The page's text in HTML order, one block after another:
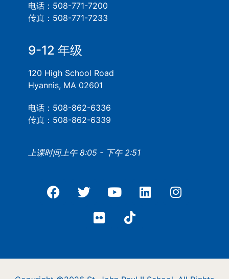
电话：508-771-7200
传真：508-771-7233
9-12 年级
120 High School Road
Hyannis, MA 02601
电话：508-862-6336
传真：508-862-6339
上课时间上午 8:05 - 下午 2:51